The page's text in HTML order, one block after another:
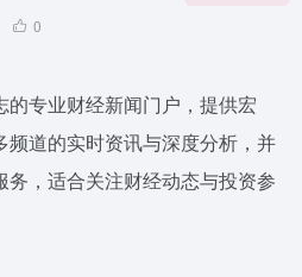
0
专业财经新闻门户，提供宏
道的实时资讯与深度分析，并
，适合关注财经动态与投资参